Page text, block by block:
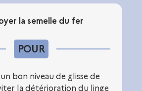
la semelle du fer
POUR
bon niveau de glisse de
la détérioration du linge